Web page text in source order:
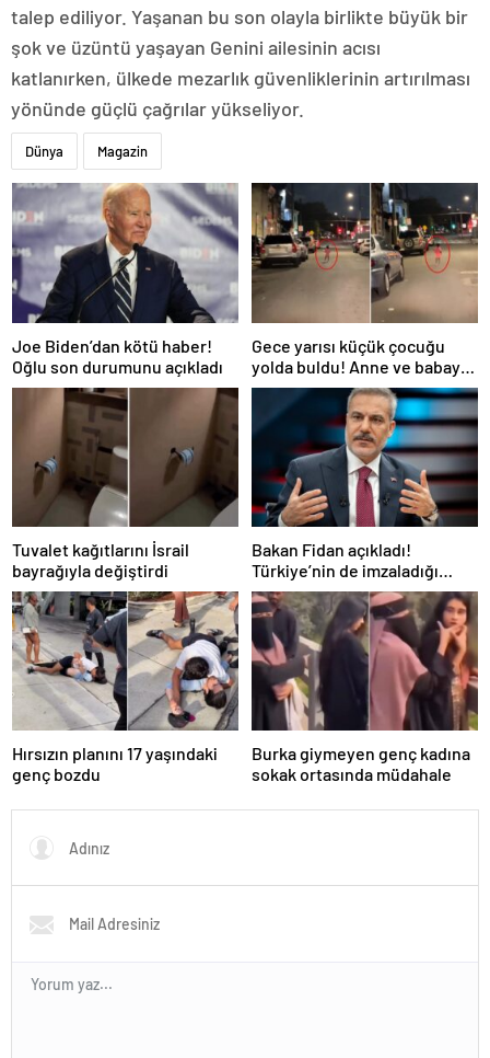
talep ediliyor. Yaşanan bu son olayla birlikte büyük bir
şok ve üzüntü yaşayan Genini ailesinin acısı
katlanırken, ülkede mezarlık güvenliklerinin artırılması
yönünde güçlü çağrılar yükseliyor.
Dünya Magazin
Joe Biden’dan kötü haber!
Oğlu son durumunu açıkladı
Gece yarısı küçük çocuğu
yolda buldu! Anne ve babayla
ilgili isyan ettiren gerçek
Tuvalet kağıtlarını İsrail
bayrağıyla değiştirdi
Bakan Fidan açıkladı!
Türkiye’nin de imzaladığı
Mekke Anlaşması’nda “NATO”
detayı
Hırsızın planını 17 yaşındaki
genç bozdu
Burka giymeyen genç kadına
sokak ortasında müdahale